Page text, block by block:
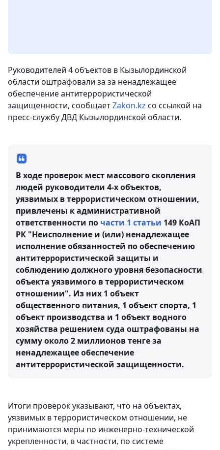
Руководителей 4 объектов в Кызылординской
области оштрафовали за за ненадлежащее
обеспечение антитеррористической
защищенности, сообщаетZakon.kz со ссылкой на
пресс-службу ДВД Кызылординской области.
В ходе проверок мест массового скопления
людей руководители 4-х объектов,
уязвимых в террористическом отношении,
привлечены к административной
ответственности по части 1 статьи 149 КоАП
РК "Неисполнение и (или) ненадлежащее
исполнение обязанностей по обеспечению
антитеррористической защиты и
соблюдению должного уровня безопасности
объекта уязвимого в террористическом
отношении". Из них 1 объект
общественного питания, 1 объект спорта, 1
объект производства и 1 объект водного
хозяйства решением суда оштрафованы на
сумму около 2 миллионов тенге за
ненадлежащее обеспечение
антитеррористической защищенности.
Итоги проверок указывают, что на объектах,
уязвимых в террористическом отношении, не
принимаются меры по инженерно-технической
укрепленности, в частности, по системе